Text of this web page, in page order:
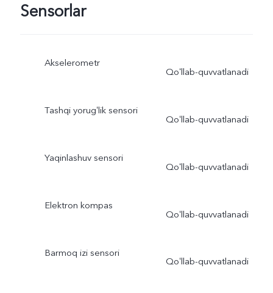
Sensorlar
Akselerometr
Qoʻllab-quvvatlanadi
Tashqi yorugʻlik sensori
Qoʻllab-quvvatlanadi
Yaqinlashuv sensori
Qoʻllab-quvvatlanadi
Elektron kompas
Qoʻllab-quvvatlanadi
Barmoq izi sensori
Qoʻllab-quvvatlanadi